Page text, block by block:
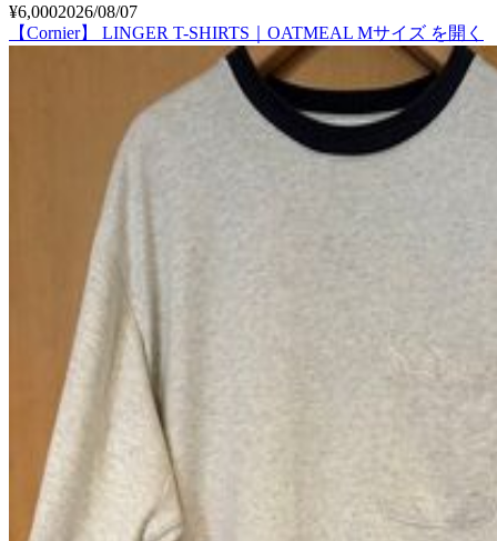
¥6,0002026/08/07
【Cornier】 LINGER T-SHIRTS｜OATMEAL Mサイズ を開く